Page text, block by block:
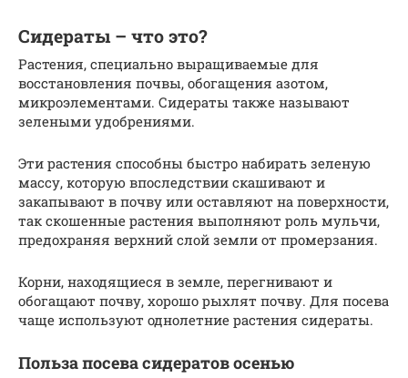
Сидераты – что это?
Растения, специально выращиваемые для
восстановления почвы, обогащения азотом,
микроэлементами. Сидераты также называют
зелеными удобрениями.
Эти растения способны быстро набирать зеленую
массу, которую впоследствии скашивают и
закапывают в почву или оставляют на поверхности,
так скошенные растения выполняют роль мульчи,
предохраняя верхний слой земли от промерзания.
Корни, находящиеся в земле, перегнивают и
обогащают почву, хорошо рыхлят почву. Для посева
чаще используют однолетние растения сидераты.
Польза посева сидератов осенью